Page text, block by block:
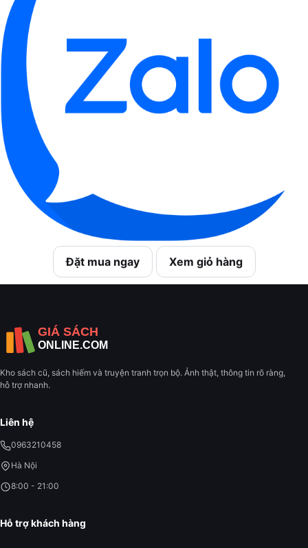
Đặt mua ngay Xem giỏ hàng
Kho sách cũ, sách hiếm và truyện tranh trọn bộ. Ảnh thật, thông tin rõ ràng,
hỗ trợ nhanh.
Liên hệ
0963210458
Hà Nội
8:00 - 21:00
Hỗ trợ khách hàng